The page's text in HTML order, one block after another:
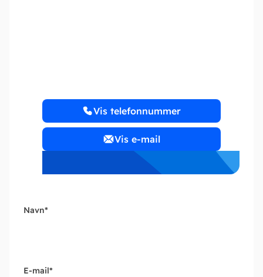
Vis telefonnummer
Vis e-mail
Navn*
E-mail*